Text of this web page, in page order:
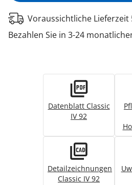
Voraussichtliche Lieferzeit
Bezahlen Sie in 3-24
Datenblatt Classic
IV 92
Detailzeichnungen
Classic IV 92